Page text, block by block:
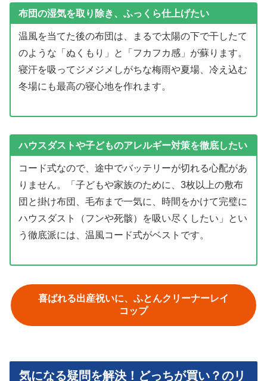
布団の湿気を取り除き、ふっくら仕上げたい
温風を当てた後の布団は、まるで太陽の下で干したて
のような「ぬくもり」と「フカフカ感」が蘇ります。
寝汗を吸ってジメジメしがちな梅雨や夏場、冷え込む
冬場にも最高の寝心地を作れます。
ハウスダストや子どものアレルギー対策を徹底したい
コード式なので、途中でバッテリーが切れる心配があ
りません。「子どもや家族のために、3枚以上の敷布
団と掛け布団、毛布まで一気に、時間をかけて完璧に
ハウスダスト（フンや死骸）を吸い尽くしたい」とい
う徹底派には、温風コード式がベストです。
喜ばれる出産祝いに、ふとんクリーナーレイ
コップ
気になる疑問を解決！どっちが買い？のリ